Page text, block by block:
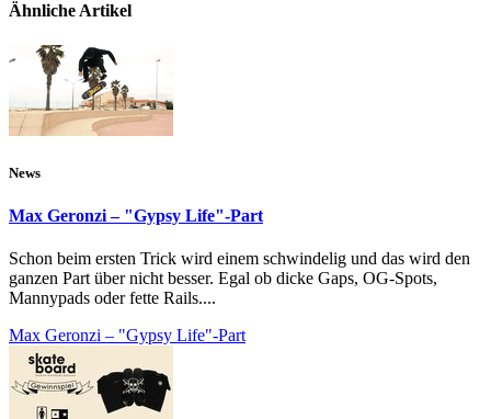
Ähnliche Artikel
News
Max Geronzi – "Gypsy Life"-Part
Schon beim ersten Trick wird einem schwindelig und das wird den
ganzen Part über nicht besser. Egal ob dicke Gaps, OG-Spots,
Mannypads oder fette Rails....
Max Geronzi – "Gypsy Life"-Part